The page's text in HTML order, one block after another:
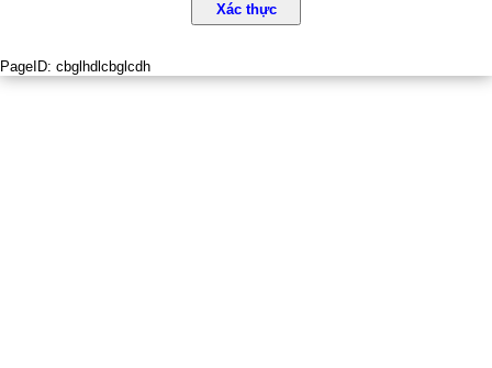
Xác thực
PageID: cbglhdlcbglcdh